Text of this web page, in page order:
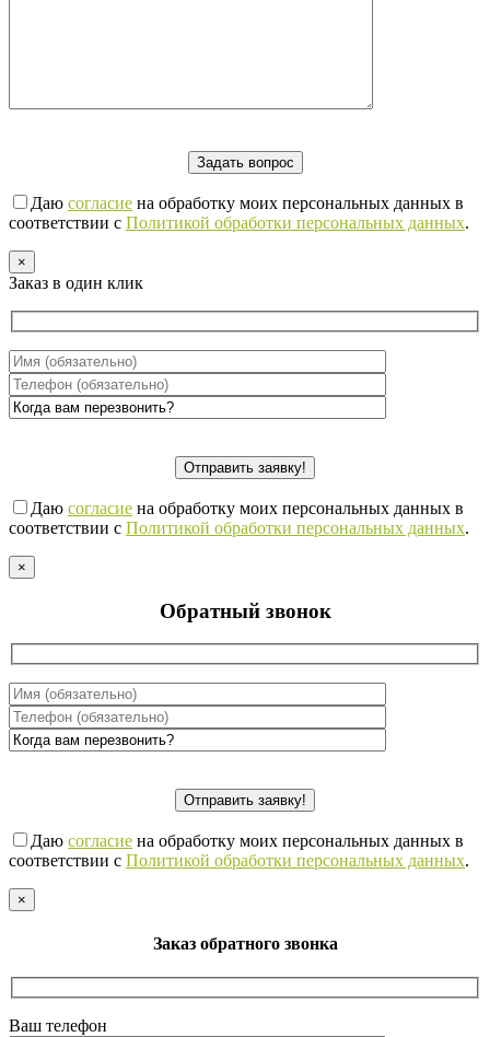
Даю согласие на обработку моих персональных данных в
соответствии с Политикой обработки персональных данных.
×
Заказ в один клик
Даю согласие на обработку моих персональных данных в
соответствии с Политикой обработки персональных данных.
×
Обратный звонок
Даю согласие на обработку моих персональных данных в
соответствии с Политикой обработки персональных данных.
×
Заказ обратного звонка
Ваш телефон